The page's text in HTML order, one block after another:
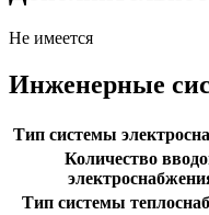
Не имеется
Инженерные
Тип системы
Количество
Тип системы